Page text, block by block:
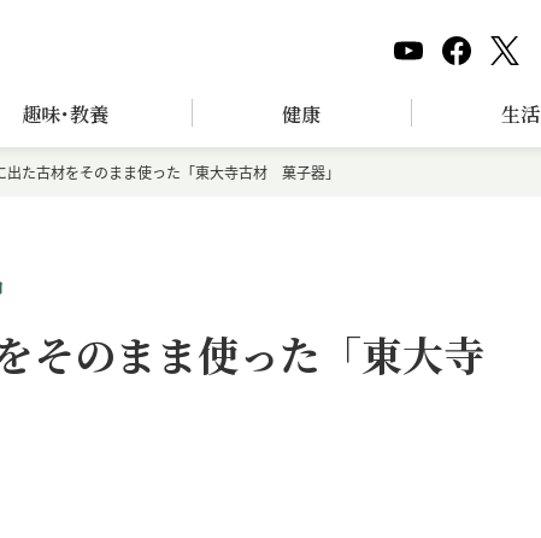
趣味･教養 健康 生活
出た古材をそのまま使った「東大寺古材 菓子器」
そのまま使った「東大寺